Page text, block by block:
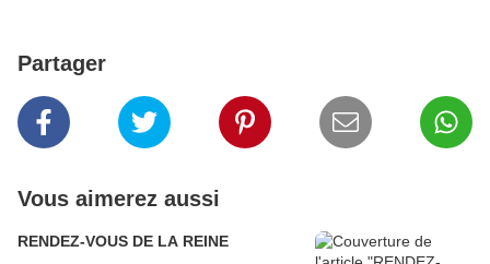
Partager
Vous aimerez aussi
RENDEZ-VOUS DE LA REINE